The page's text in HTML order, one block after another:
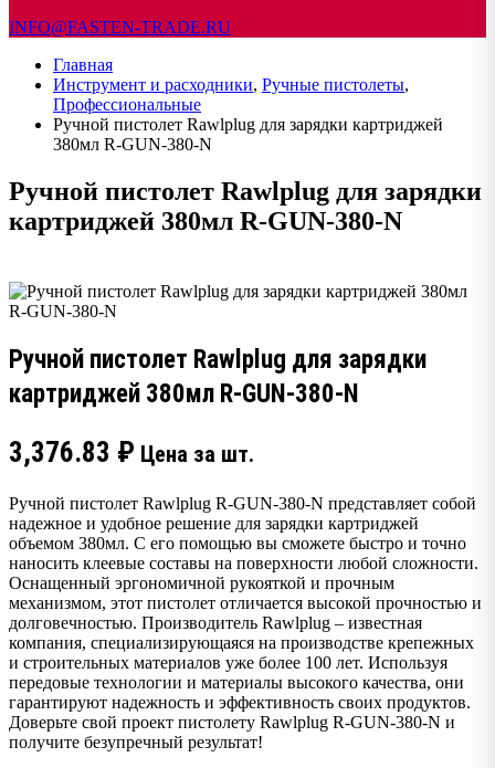
INFO@FASTEN-TRADE.RU
Главная
Инструмент и расходники, Ручные пистолеты,
Профессиональные
Ручной пистолет Rawlplug для зарядки картриджей
380мл R-GUN-380-N
Ручной пистолет Rawlplug для зарядки
картриджей 380мл R-GUN-380-N
Ручной пистолет Rawlplug для зарядки
картриджей 380мл R-GUN-380-N
3,376.83 ₽ Цена за шт.
Ручной пистолет Rawlplug R-GUN-380-N представляет собой
надежное и удобное решение для зарядки картриджей
объемом 380мл. С его помощью вы сможете быстро и точно
наносить клеевые составы на поверхности любой сложности.
Оснащенный эргономичной рукояткой и прочным
механизмом, этот пистолет отличается высокой прочностью и
долговечностью. Производитель Rawlplug – известная
компания, специализирующаяся на производстве крепежных
и строительных материалов уже более 100 лет. Используя
передовые технологии и материалы высокого качества, они
гарантируют надежность и эффективность своих продуктов.
Доверьте свой проект пистолету Rawlplug R-GUN-380-N и
получите безупречный результат!